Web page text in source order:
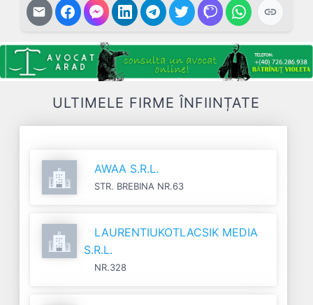
ULTIMELE FIRME ÎNFIINȚATE
AWAA S.R.L.
STR. BREBINA NR.63
LAURENTIUKOTLACSIK MEDIA
S.R.L.
NR.328